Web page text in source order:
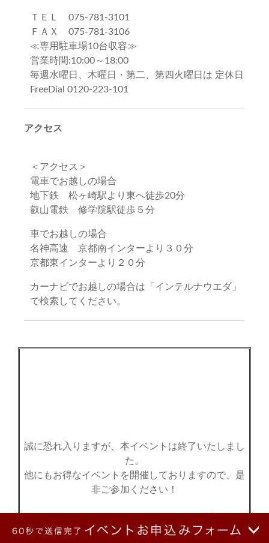
ＴＥＬ 075-781-3101
ＦＡＸ 075-781-3106
≪専用駐車場10台収容≫
営業時間:10:00～18:00
毎週水曜日、木曜日・第二、第四火曜日は 定休日
FreeDial 0120-223-101
アクセス
＜アクセス＞
電車でお越しの場合
地下鉄 松ヶ崎駅より東へ徒歩20分
叡山電鉄 修学院駅徒歩５分
車でお越しの場合
名神高速 京都南インターより３０分
京都東インターより２０分
カーナビでお越しの場合は「インテルナウエダ」
で検索してください。
誠に恐れ入りますが、本イベントは終了いたしまし
た。
他にもお得なイベントを開催しておりますので、是
非ご参加ください！